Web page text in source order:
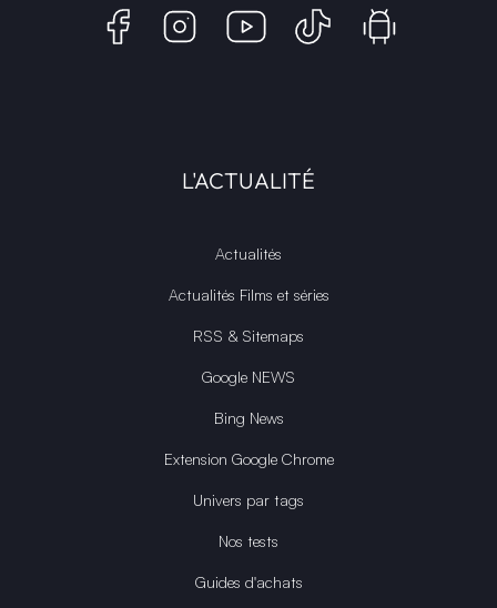
L'ACTUALITÉ
Actualités
Actualités Films et séries
RSS & Sitemaps
Google NEWS
Bing News
Extension Google Chrome
Univers par tags
Nos tests
Guides d'achats